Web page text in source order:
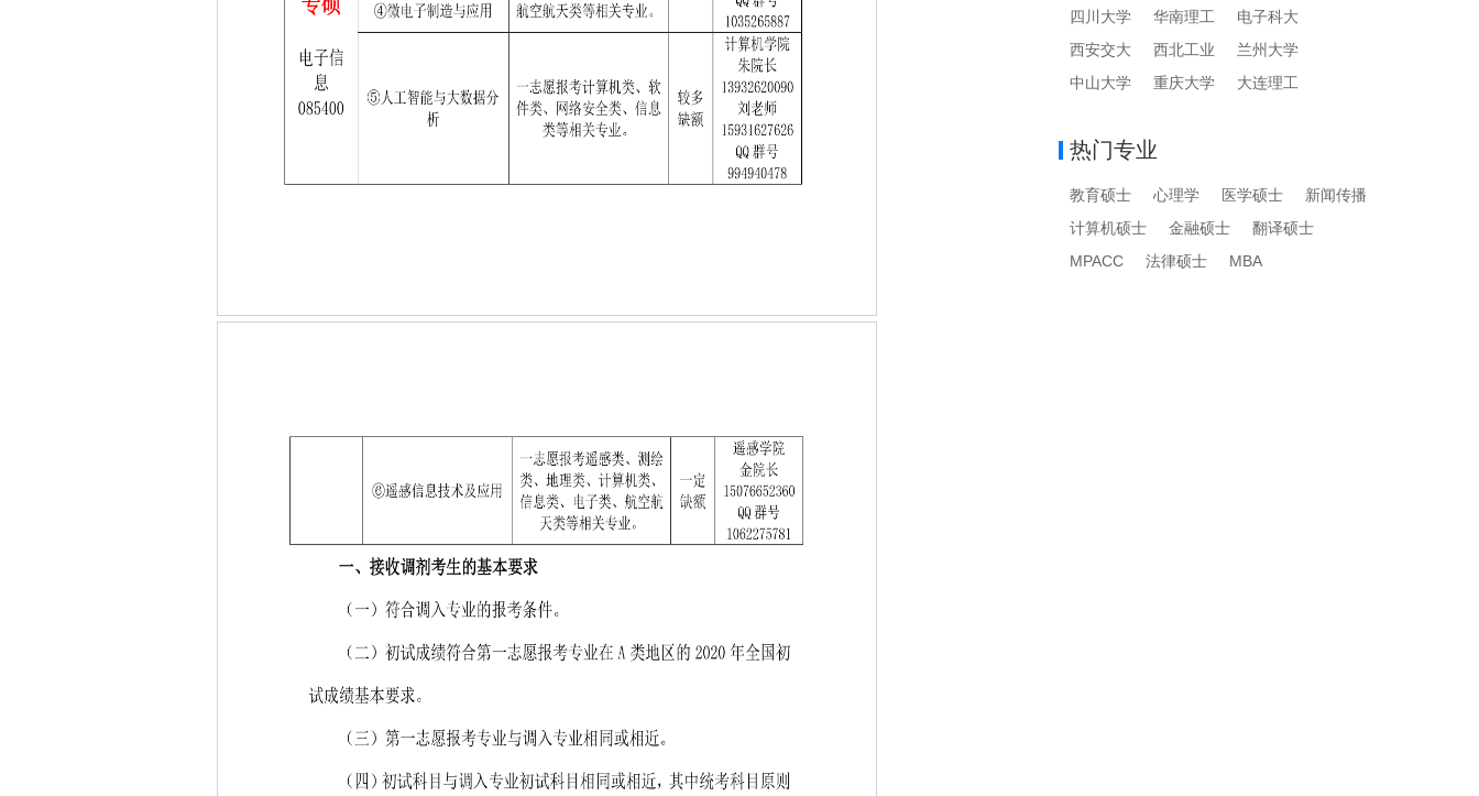
四川大学
华南理工
电子科大
西安交大
西北工业
兰州大学
中山大学
重庆大学 大连理工
热门专业
教育硕士 心理学 医学硕士
新闻传播
计算机硕士
金融硕士
翻译硕士
MPACC
法律硕士 MBA